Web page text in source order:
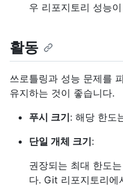
우 리포지토리 성능
활동
쓰로틀링과 성능 문제를
유지하는 것이 좋습니다.
푸시 크기: 해당 한도
단일 개체 크기:
권장되는 최대 한도
다. Git 리포지토리